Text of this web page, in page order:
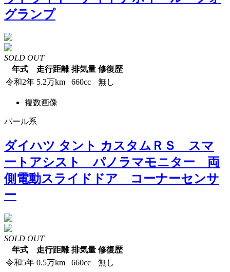
グランプ
SOLD OUT
年式
走行距離 排気量 修復歴
令和2年 5.2万km 660cc 無し
複数画像
パール系
ダイハツ タント カスタムＲＳ スマ
ートアシスト パノラマモニター 両
側電動スライドドア コーナーセンサ
ー
SOLD OUT
年式
走行距離 排気量 修復歴
令和5年 0.5万km 660cc 無し